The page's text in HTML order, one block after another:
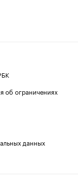
об ограничениях
данных